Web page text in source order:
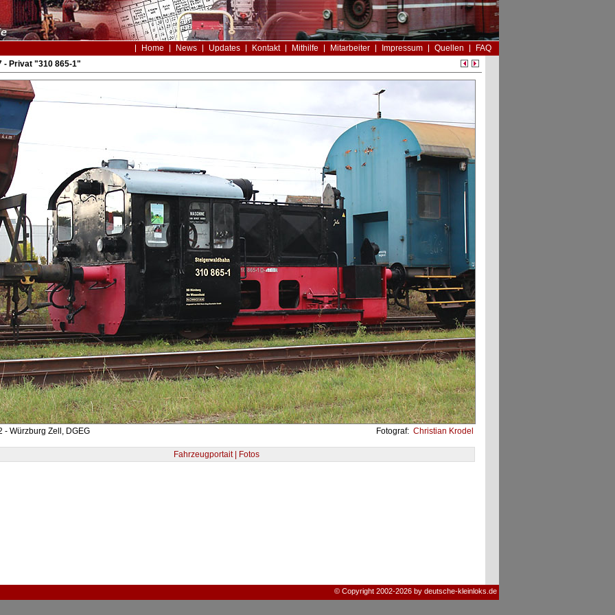
Home News Updates Kontakt Mithilfe Mitarbeiter Impressum Quellen
FAQ
- Privat "310 865-1"
- Würzburg Zell, DGEG Fotograf: Christian Krodel
Fahrzeugportait | Fotos
© Copyright 2002-2026 by deutsche-kleinloks.de